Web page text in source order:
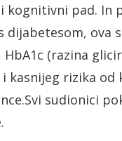
kognitivni pad. In
ova
(razina
kasnijeg rizika
sudionici